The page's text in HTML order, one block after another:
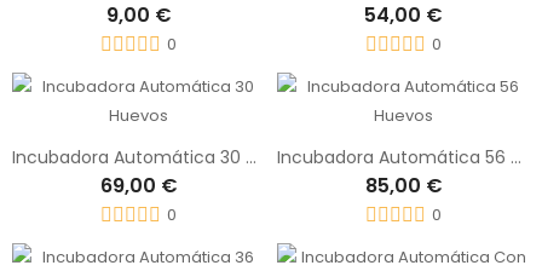
9,00 €
0
54,00 €
0
Incubadora Automática 30 Huevos
69,00 €
0
Incubadora Automática 56 Huevos
85,00 €
0